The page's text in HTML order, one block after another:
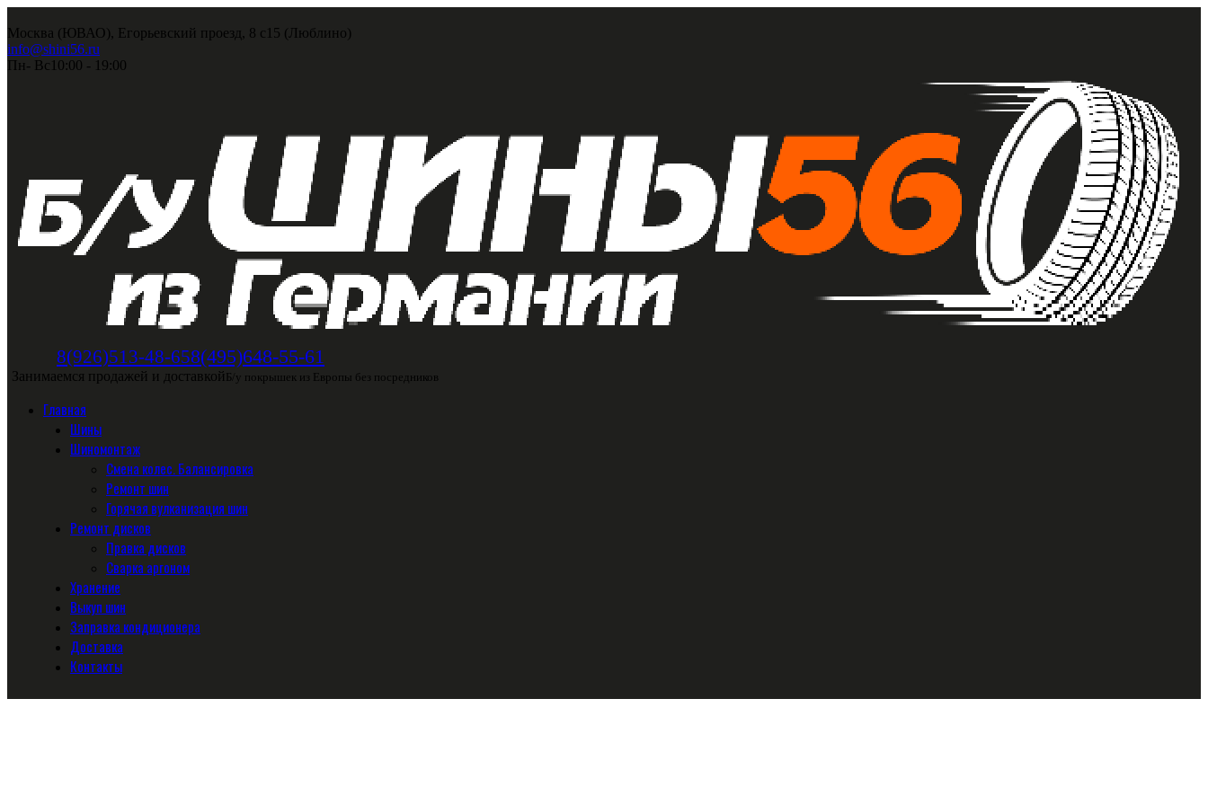
Москва (ЮВАО), Егорьевский проезд, 8 с15 (Люблино)
info@shini56.ru
Пн- Вс 10:00 - 19:00
8(926)513-48-658(495)648-55-61
Занимаемся продажей и доставкой Б/у покрышек из Европы без посредников
Главная
Шины
Шиномонтаж
Смена колес. Балансировка
Ремонт шин
Горячая вулканизация шин
Ремонт дисков
Правка дисков
Сварка аргоном
Хранение
Выкуп шин
Заправка кондиционера
Доставка
Контакты